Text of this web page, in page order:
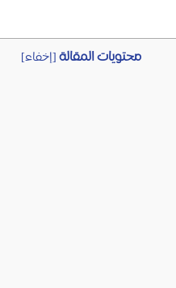
محتويات المقالة[إخفاء]